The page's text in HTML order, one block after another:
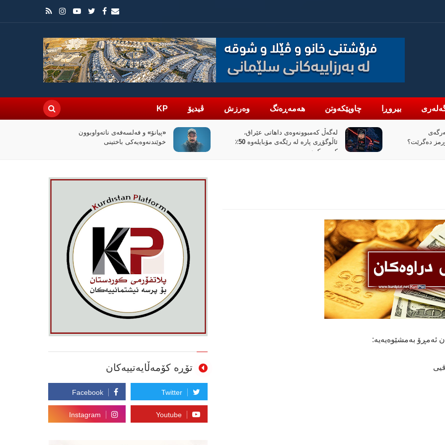
بیروڕا چاوپێکەوتن هەمەڕەنگ وەرزش ڤیدیۆ KP
عێراق،
«پیانۆ» و فەلسەفەی ناتەواوبوون
خوێندنەوەیەکی باختینی
سیاسەتی خۆتەعریبکردن لە باشووری
کوردستان
ئەمڕۆ بەمشێوەیەیە:
تۆڕە کۆمەڵایەتییەکان